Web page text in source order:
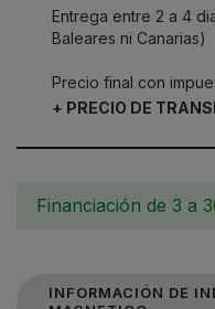
Entrega entre 2 a 4
Baleares ni Canarias)
Precio final con
+ PRECIO DE
Financiación de 3 a
INFORMACIÓN DE